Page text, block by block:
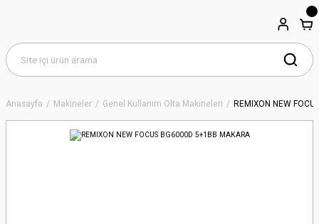
Anasayfa Makineler Genel Kullanım Olta Makineleri REMIXON NEW